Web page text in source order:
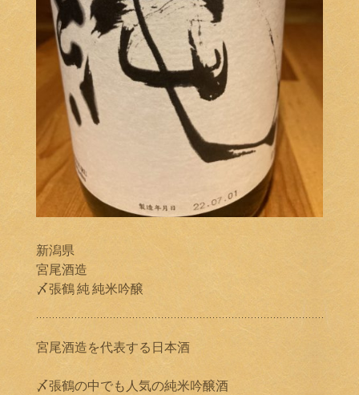
新潟県
宮尾酒造
〆張鶴 純 純米吟醸
宮尾酒造を代表する日本酒
〆張鶴の中でも人気の純米吟醸酒